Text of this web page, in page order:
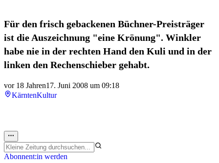
Für den frisch gebackenen Büchner-Preisträger
ist die Auszeichnung "eine Krönung". Winkler
habe nie in der rechten Hand den Kuli und in der
linken den Rechenschieber gehabt.
vor 18 Jahren17. Juni 2008 um 09:18
KärntenKultur
Abonnent:in werden